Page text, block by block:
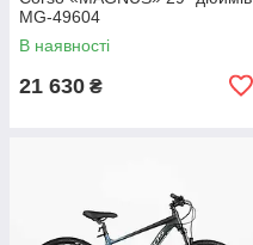
MG-49604
В наявності
21 630 ₴